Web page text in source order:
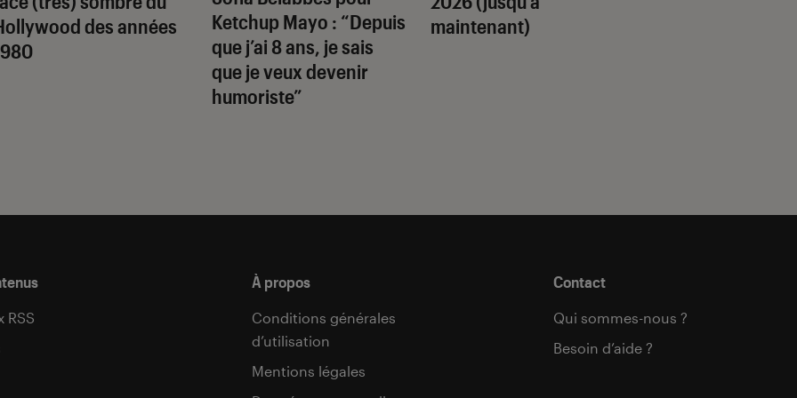
des années
Ketchup Mayo : “Depuis
que j’ai 8 ans, je sais
que je veux devenir
humoriste”
maintenant)
RSS
À propos
Conditions générales
d’utilisation
Mentions légales
Contact
Qui sommes-nous ?
Besoin d’aide ?